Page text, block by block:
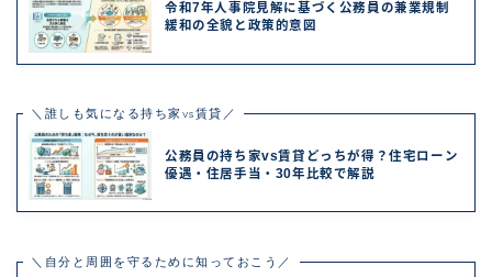
令和7年人事院見解に基づく公務員の兼業規制
緩和の全貌と政策的意図
＼誰しも気になる持ち家vs賃貸／
公務員の持ち家vs賃貸どっちが得？住宅ローン
優遇・住居手当・30年比較で解説
＼自分と周囲を守るために知っておこう／